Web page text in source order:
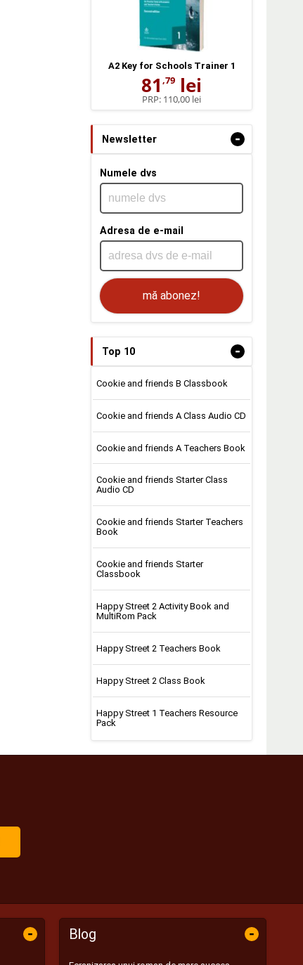
A2 Key for Schools Trainer 1
81 ,79 lei
PRP: 110,00 lei
Newsletter -
Numele dvs
Adresa de e-mail
mă abonez!
Top 10 -
Cookie and friends B Classbook
Cookie and friends A Class Audio CD
Cookie and friends A Teachers Book
Cookie and friends Starter Class
Audio CD
Cookie and friends Starter Teachers
Book
Cookie and friends Starter
Classbook
Happy Street 2 Activity Book and
MultiRom Pack
Happy Street 2 Teachers Book
Happy Street 2 Class Book
Happy Street 1 Teachers Resource
Pack
- Blog -